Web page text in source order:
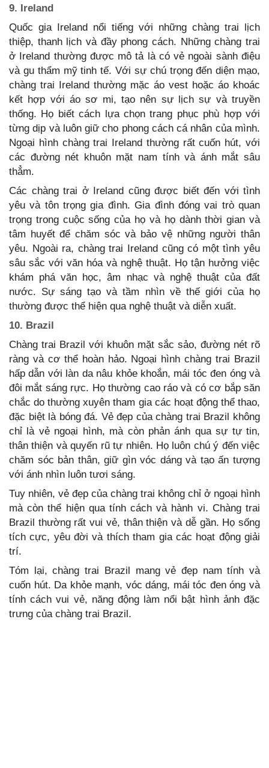
9. Ireland
Quốc gia Ireland nổi tiếng với những chàng trai lịch
thiệp, thanh lịch và đầy phong cách. Những chàng trai
ở Ireland thường được mô tả là có vẻ ngoài sành điệu
và gu thẩm mỹ tinh tế. Với sự chú trọng đến diện mạo,
chàng trai Ireland thường mặc áo vest hoặc áo khoác
kết hợp với áo sơ mi, tạo nên sự lịch sự và truyền
thống. Họ biết cách lựa chọn trang phục phù hợp với
từng dịp và luôn giữ cho phong cách cá nhân của mình.
Ngoại hình chàng trai Ireland thường rất cuốn hút, với
các đường nét khuôn mặt nam tính và ánh mắt sâu
thẳm.
Các chàng trai ở Ireland cũng được biết đến với tình
yêu và tôn trọng gia đình. Gia đình đóng vai trò quan
trọng trong cuộc sống của họ và họ dành thời gian và
tâm huyết để chăm sóc và bảo vệ những người thân
yêu. Ngoài ra, chàng trai Ireland cũng có một tình yêu
sâu sắc với văn hóa và nghệ thuật. Họ tận hưởng việc
khám phá văn học, âm nhạc và nghệ thuật của đất
nước. Sự sáng tạo và tầm nhìn về thế giới của họ
thường được thể hiện qua nghệ thuật và diễn xuất.
10. Brazil
Chàng trai Brazil với khuôn mặt sắc sảo, đường nét rõ
ràng và cơ thể hoàn hảo. Ngoại hình chàng trai Brazil
hấp dẫn với làn da nâu khỏe khoắn, mái tóc đen óng và
đôi mắt sáng rực. Họ thường cao ráo và có cơ bắp săn
chắc do thường xuyên tham gia các hoạt động thể thao,
đặc biệt là bóng đá. Vẻ đẹp của chàng trai Brazil không
chỉ là vẻ ngoại hình, mà còn phản ánh qua sự tự tin,
thân thiện và quyến rũ tự nhiên. Họ luôn chú ý đến việc
chăm sóc bản thân, giữ gìn vóc dáng và tạo ấn tượng
với ánh nhìn luôn tươi sáng.
Tuy nhiên, vẻ đẹp của chàng trai không chỉ ở ngoại hình
mà còn thể hiện qua tính cách và hành vi. Chàng trai
Brazil thường rất vui vẻ, thân thiện và dễ gần. Họ sống
tích cực, yêu đời và thích tham gia các hoạt động giải
trí.
Tóm lại, chàng trai Brazil mang vẻ đẹp nam tính và
cuốn hút. Da khỏe mạnh, vóc dáng, mái tóc đen óng và
tính cách vui vẻ, năng động làm nổi bật hình ảnh đặc
trưng của chàng trai Brazil.